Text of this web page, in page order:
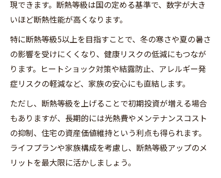
現できます。断熱等級は国の定める基準で、数字が大き
いほど断熱性能が高くなります。
特に断熱等級5以上を目指すことで、冬の寒さや夏の暑さ
の影響を受けにくくなり、健康リスクの低減にもつなが
ります。ヒートショック対策や結露防止、アレルギー発
症リスクの軽減など、家族の安心にも直結します。
ただし、断熱等級を上げることで初期投資が増える場合
もありますが、長期的には光熱費やメンテナンスコスト
の抑制、住宅の資産価値維持という利点も得られます。
ライフプランや家族構成を考慮し、断熱等級アップのメ
リットを最大限に活かしましょう。